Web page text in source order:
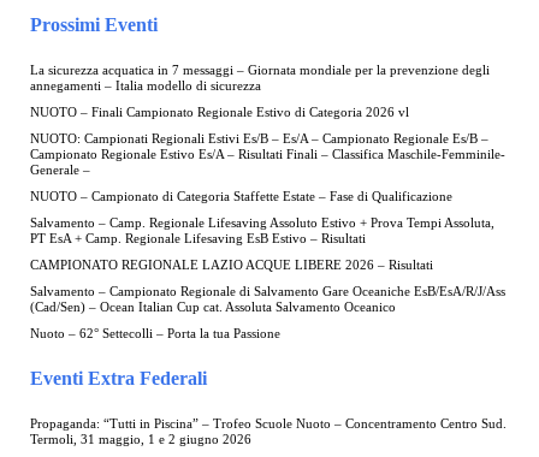
Prossimi Eventi
La sicurezza acquatica in 7 messaggi – Giornata mondiale per la prevenzione degli
annegamenti – Italia modello di sicurezza
NUOTO – Finali Campionato Regionale Estivo di Categoria 2026 vl
NUOTO: Campionati Regionali Estivi Es/B – Es/A – Campionato Regionale Es/B –
Campionato Regionale Estivo Es/A – Risultati Finali – Classifica Maschile-Femminile-
Generale –
NUOTO – Campionato di Categoria Staffette Estate – Fase di Qualificazione
Salvamento – Camp. Regionale Lifesaving Assoluto Estivo + Prova Tempi Assoluta,
PT EsA + Camp. Regionale Lifesaving EsB Estivo – Risultati
CAMPIONATO REGIONALE LAZIO ACQUE LIBERE 2026 – Risultati
Salvamento – Campionato Regionale di Salvamento Gare Oceaniche EsB/EsA/R/J/Ass
(Cad/Sen) – Ocean Italian Cup cat. Assoluta Salvamento Oceanico
Nuoto – 62° Settecolli – Porta la tua Passione
Eventi Extra Federali
Propaganda: “Tutti in Piscina” – Trofeo Scuole Nuoto – Concentramento Centro Sud.
Termoli, 31 maggio, 1 e 2 giugno 2026